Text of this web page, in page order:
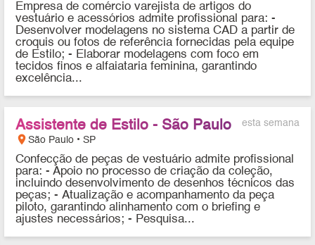
Empresa de comércio varejista de artigos do
vestuário e acessórios admite profissional para: -
Desenvolver modelagens no sistema CAD a partir de
croquis ou fotos de referência fornecidas pela equipe
de Estilo; - Elaborar modelagens com foco em
tecidos finos e alfaiataria feminina, garantindo
excelência...
esta semana
Assistente de Estilo - São Paulo
location_onSão Paulo • SP
Confecção de peças de vestuário admite profissional
para: - Apoio no processo de criação da coleção,
incluindo desenvolvimento de desenhos técnicos das
peças; - Atualização e acompanhamento da peça
piloto, garantindo alinhamento com o briefing e
ajustes necessários; - Pesquisa...